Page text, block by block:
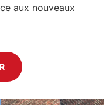
aux nouveaux